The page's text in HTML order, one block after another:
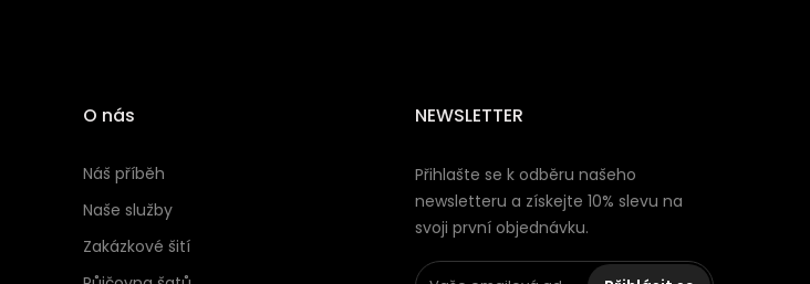
O nás
Náš příběh
Naše služby
Zakázkové šití
NEWSLETTER
Přihlašte se k odběru našeho
newsletteru a získejte 10% slevu na
svoji první objednávku.